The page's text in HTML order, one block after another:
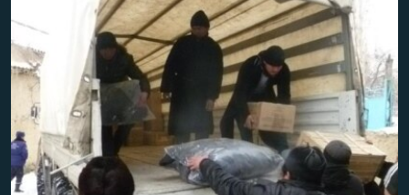
ЭЖЕ-СИҢДИЛЕР
АЗАТТЫК+
ЫҢГАЙСЫЗ СУРООЛОР
ОНЛАЙН ШЕРИНЕ
ЭЕ/АРнун бардык сайттары